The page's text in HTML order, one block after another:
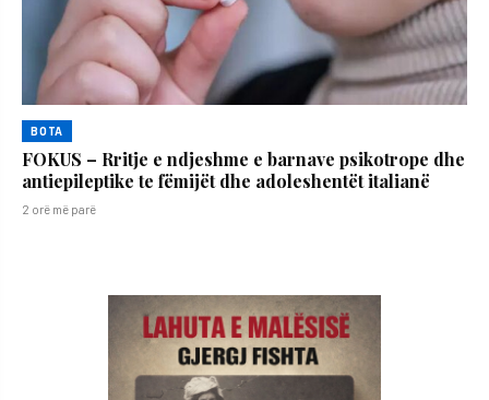
BOTA
FOKUS – Rritje e ndjeshme e barnave psikotrope dhe
antiepileptike te fëmijët dhe adoleshentët italianë
2 orë më parë